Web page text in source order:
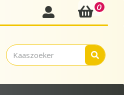
mijn account0